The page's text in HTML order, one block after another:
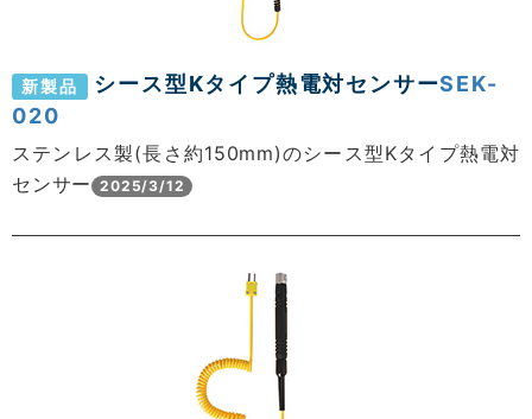
新製品 シース型Kタイプ熱電対センサーSEK-
020
ステンレス製(長さ約150mm)のシース型Kタイプ熱電対
センサー 2025/3/12